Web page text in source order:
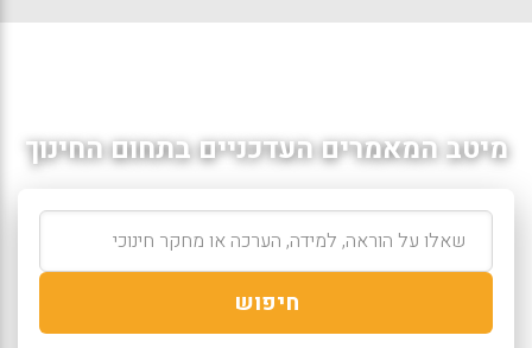
מיטב המאמרים העדכניים בתחום החינוך
חיפוש